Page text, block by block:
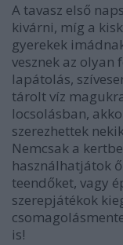
A tavasz első
kivárni, míg a
gyerekek
vesznek az olyan
lapátolás,
tárolt víz
locsolásban,
szerezhettek
Nemcsak a
használhatjátok
teendőket, vagy
szerepjátékok
is!